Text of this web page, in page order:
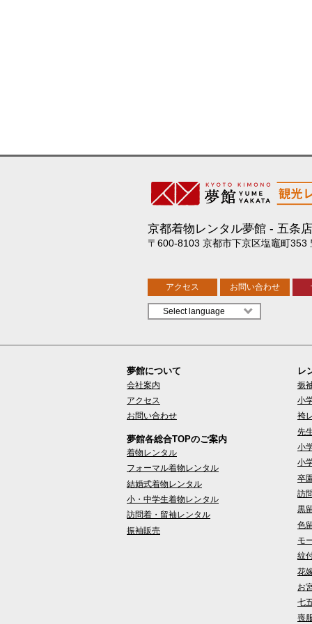
京都着物レンタル夢館 五条店
〒600-8103 京都市下京区塩竈町353
アクセス お問い合わせ
夢館について
会社案内
アクセス
お問い合わせ
夢館各総合TOPのご案内
着物レンタル
フォーマル着物レンタル
結婚式着物レンタル
小・中学生着物レンタル
訪問着・留袖レンタル
振袖販売
レ
振
小
袴
先
小
小
卒
訪
黒
色
モ
紋
花
お
七
喪